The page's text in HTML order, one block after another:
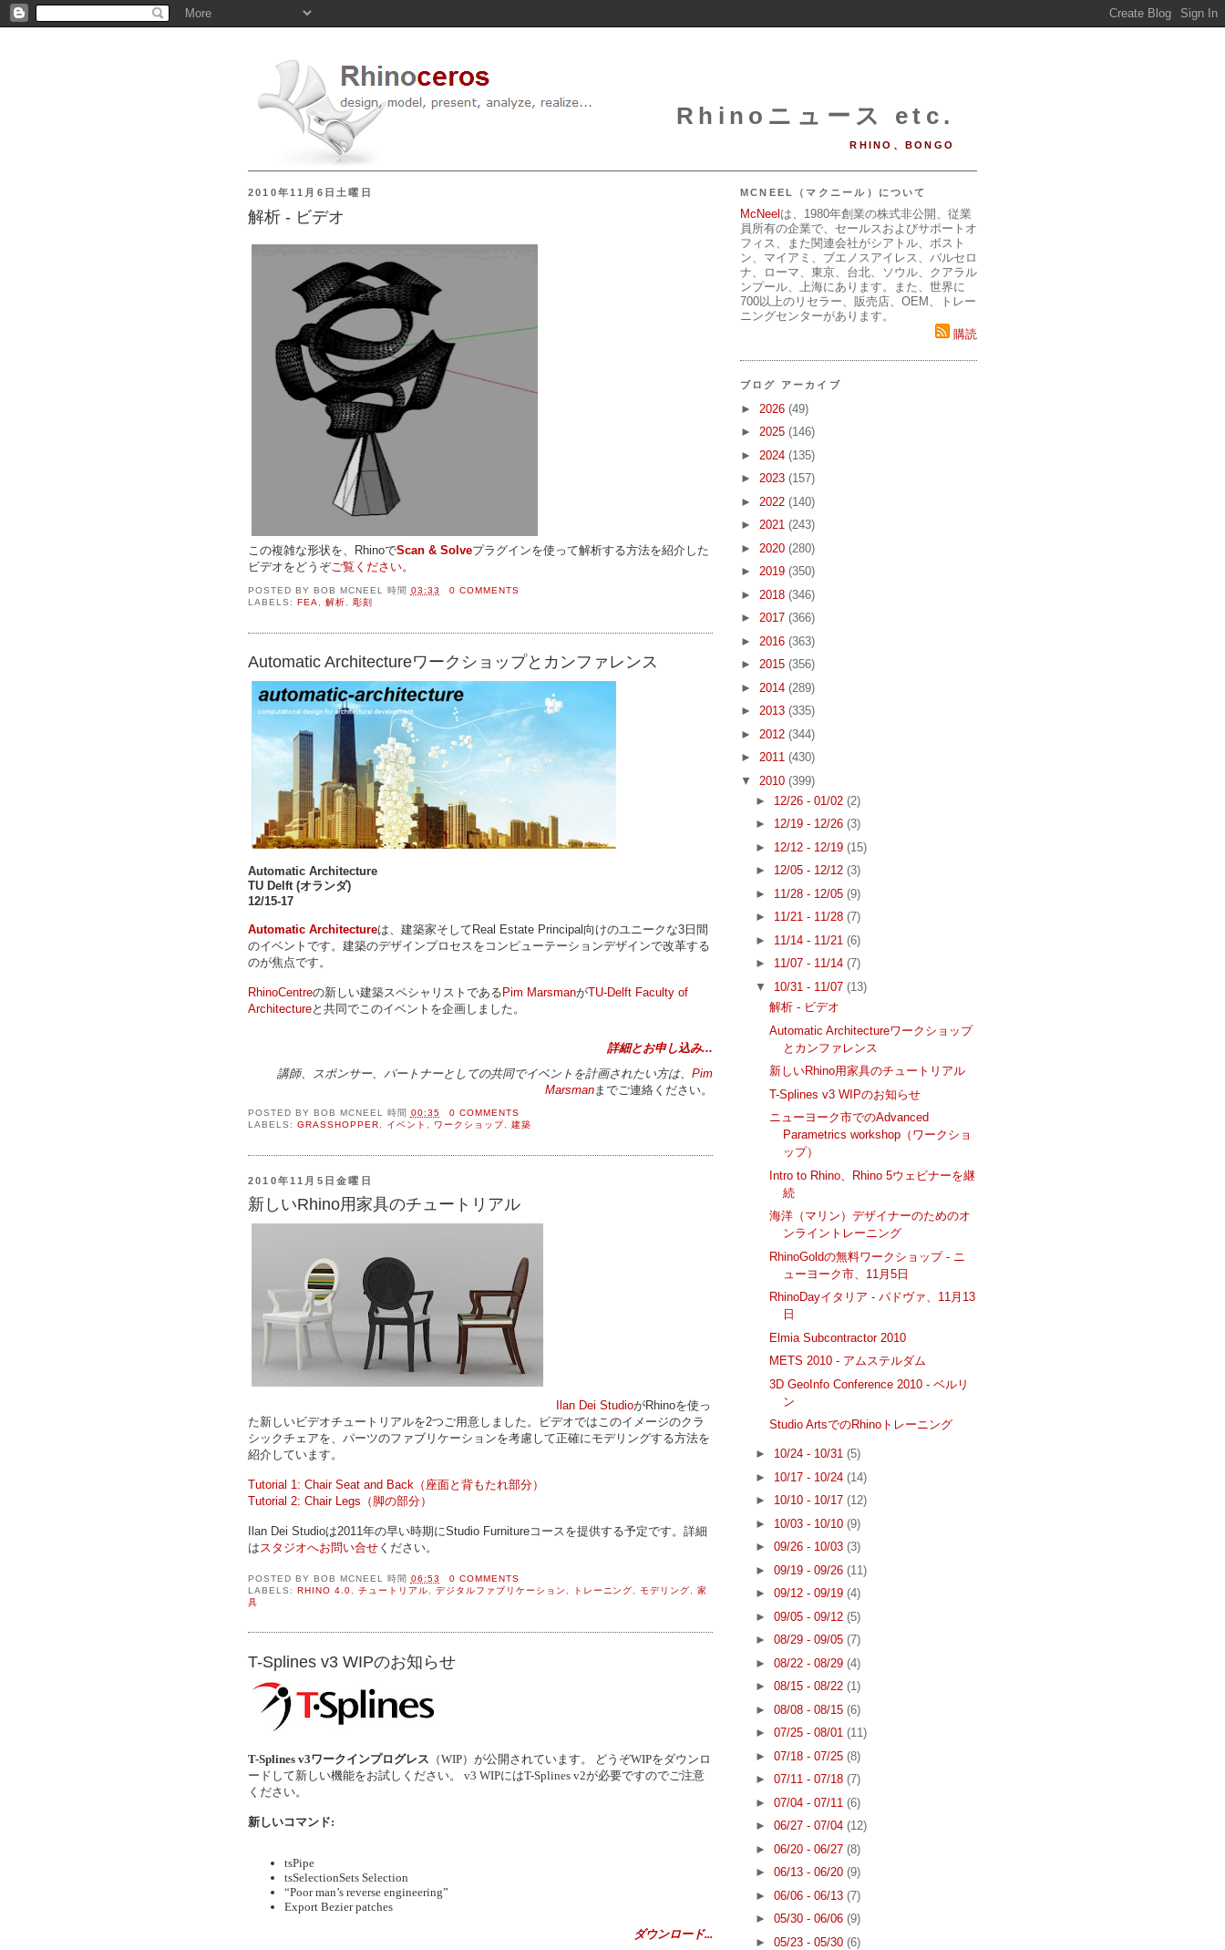
Rhinoニュース etc.
RHINO、BONGO
2010年11月6日土曜日
解析 - ビデオ
この複雑な形状を、RhinoでScan & Solveプラグインを使って解析する方法を紹介した
ビデオをどうぞご覧ください。
POSTED BY BOB MCNEEL 時間 03:33
0 COMMENTS
LABELS: FEA 解析 彫刻
Automatic Architectureワークショップとカンファレンス
Automatic Architecture
TU Delft (オランダ)
12/15-17
Automatic Architectureは、建築家そしてReal Estate Principal向けのユニークな3日間
のイベントです。建築のデザインプロセスをコンピューテーションデザインで改革する
のが焦点です。
RhinoCentreの新しい建築スペシャリストである Pim MarsmanがTU-Delft Faculty of
Architectureと共同でこのイベントを企画しました。
詳細とお申し込み...
講師、スポンサー、パートナーとしての共同でイベントを計画されたい方は、 Pim
Marsman までご連絡ください。
POSTED BY BOB MCNEEL 時間 00:35
0 COMMENTS
LABELS: GRASSHOPPER, イベント , ワークショップ, 建築
2010年11月5日金曜日
新しいRhino用家具のチュートリアル
Ilan Dei StudioがRhinoを使っ
た新しいビデオチュートリアルを2つご用意しました。ビデオではこのイメージのクラ
シックチェアを、パーツのファブリケーションを考慮して正確にモデリングする方法を
紹介しています。
Tutorial 1: Chair Seat and Back（座面と背もたれ部分）
Tutorial 2: Chair Legs（脚の部分）
Ilan Dei Studioは2011年の早い時期にStudio Furnitureコースを提供する予定です。詳細
はスタジオへお問い合せ ください。
POSTED BY BOB MCNEEL 時間 06:53
0 COMMENTS
LABELS: RHINO 4.0 チュートリアル デジタルファブリケーション トレーニング ,モデリング ,家
具
T-Splines v3 WIPのお知らせ
T-Splines v3ワークインプログレス （WIP）が公開されています。
どうぞWIPをダウンロ
ードして新しい機能をお試しください。
v3 WIPにはT-Splines v2が必要ですのでご注意
ください。
新しいコマンド:
tsPipe
tsSelectionSets Selection
“Poor man’s reverse engineering”
Export Bezier patches
ダウンロード...
MCNEEL（マクニール）について
McNeel は、1980年創業の株式非公開、従業
員所有の企業で、セールスおよびサポートオ
フィス、また関連会社がシアトル、ボスト
ン、マイアミ、ブエノスアイレス、バルセロ
ナ、ローマ、東京、台北、ソウル、クアラル
ンプール、上海にあります。また、世界に
700以上のリセラー、販売店、OEM、トレー
ニングセンターがあります。
購読
ブログ アーカイブ
► 2026 (49)
► 2025 (146)
► 2024 (135)
► 2023 (157)
► 2022 (140)
► 2021 (243)
► 2020 (280)
► 2019 (350)
► 2018 (346)
► 2017 (366)
► 2016 (363)
► 2015 (356)
► 2014 (289)
► 2013 (335)
► 2012 (344)
► 2011 (430)
▼ 2010 (399)
► 12/26 - 01/02 (2)
► 12/19 - 12/26 (3)
► 12/12 - 12/19 (15)
► 12/05 - 12/12 (3)
► 11/28 - 12/05 (9)
► 11/21 - 11/28 (7)
► 11/14 - 11/21 (6)
► 11/07 - 11/14 (7)
▼ 10/31 - 11/07 (13)
解析 - ビデオ
Automatic Architectureワークショップ
とカンファレンス
新しいRhino用家具のチュートリアル
T-Splines v3 WIPのお知らせ
ニューヨーク市でのAdvanced
Parametrics workshop（ワークショ
ップ）
Intro to Rhino、Rhino 5ウェビナーを継
続
海洋（マリン）デザイナーのためのオ
ンライントレーニング
RhinoGoldの無料ワークショップ - ニ
ューヨーク市、11月5日
RhinoDayイタリア - パドヴァ、11月13
日
Elmia Subcontractor 2010
METS 2010 - アムステルダム
3D GeoInfo Conference 2010 - ベルリ
ン
Studio ArtsでのRhinoトレーニング
► 10/24 - 10/31 (5)
► 10/17 - 10/24 (14)
► 10/10 - 10/17 (12)
► 10/03 - 10/10 (9)
► 09/26 - 10/03 (3)
► 09/19 - 09/26 (11)
► 09/12 - 09/19 (4)
► 09/05 - 09/12 (5)
► 08/29 - 09/05 (7)
► 08/22 - 08/29 (4)
► 08/15 - 08/22 (1)
► 08/08 - 08/15 (6)
► 07/25 - 08/01 (11)
► 07/18 - 07/25 (8)
► 07/11 - 07/18 (7)
► 07/04 - 07/11 (6)
► 06/27 - 07/04 (12)
► 06/20 - 06/27 (8)
► 06/13 - 06/20 (9)
► 06/06 - 06/13 (7)
► 05/30 - 06/06 (9)
► 05/23 - 05/30 (6)